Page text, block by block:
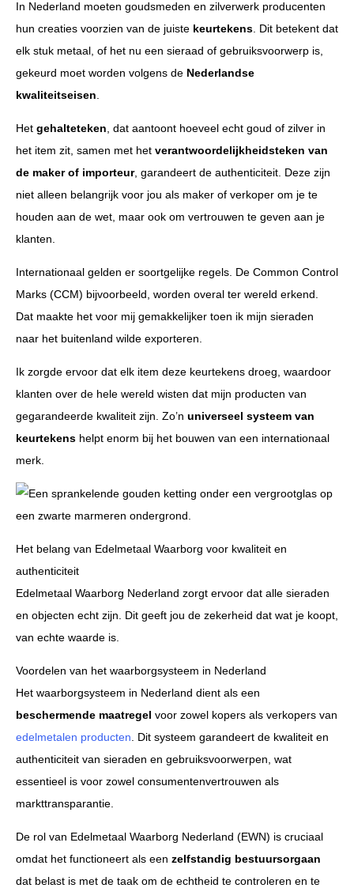
In Nederland moeten goudsmeden en zilverwerk producenten
hun creaties voorzien van de juiste keurtekens . Dit betekent dat
elk stuk metaal, of het nu een sieraad of gebruiksvoorwerp is,
gekeurd moet worden volgens de Nederlandse
kwaliteitseisen
Het gehalteteken , dat aantoont hoeveel echt goud of zilver in
het item zit, samen met het verantwoordelijkheidsteken van
de maker of importeur, garandeert de authenticiteit. Deze zijn
niet alleen belangrijk voor jou als maker of verkoper om je te
houden aan de wet, maar ook om vertrouwen te geven aan je
klanten.
Internationaal gelden er soortgelijke regels. De Common Control
Marks (CCM) bijvoorbeeld, worden overal ter wereld erkend.
Dat maakte het voor mij gemakkelijker toen ik mijn sieraden
naar het buitenland wilde exporteren.
Ik zorgde ervoor dat elk item deze keurtekens droeg, waardoor
klanten over de hele wereld wisten dat mijn producten van
gegarandeerde kwaliteit zijn. Zo’n universeel systeem van
keurtekens helpt enorm bij het bouwen van een internationaal
merk.
Het belang van Edelmetaal Waarborg voor kwaliteit en
authenticiteit
Edelmetaal Waarborg Nederland zorgt ervoor dat alle sieraden
en objecten echt zijn. Dit geeft jou de zekerheid dat wat je koopt,
van echte waarde is.
Voordelen van het waarborgsysteem in Nederland
Het waarborgsysteem in Nederland dient als een
beschermende maatregel voor zowel kopers als verkopers van
edelmetalen producten . Dit systeem garandeert de kwaliteit en
authenticiteit van sieraden en gebruiksvoorwerpen, wat
essentieel is voor zowel consumentenvertrouwen als
markttransparantie.
De rol van Edelmetaal Waarborg Nederland (EWN) is cruciaal
omdat het functioneert als een zelfstandig bestuursorgaan
dat belast is met de taak om de echtheid te controleren en te